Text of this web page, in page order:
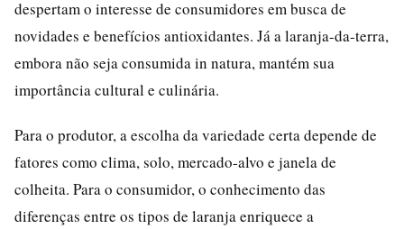
despertam o interesse de consumidores em busca de
novidades e benefícios antioxidantes. Já a laranja-da-terra,
embora não seja consumida in natura, mantém sua
importância cultural e culinária.
Para o produtor, a escolha da variedade certa depende de
fatores como clima, solo, mercado-alvo e janela de
colheita. Para o consumidor, o conhecimento das
diferenças entre os tipos de laranja enriquece a